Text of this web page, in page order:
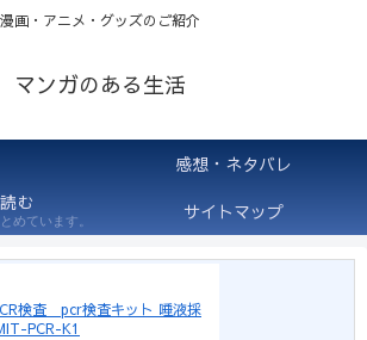
漫画・アニメ・グッズのご紹介
マンガのある生活
感想・ネタバレ
む
めています。 サイトマップ
検査 pcr検査キット 唾液採
PCR-K1